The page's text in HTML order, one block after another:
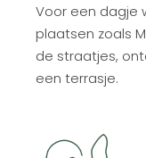
Voor een dagje
plaatsen zoals
de straatjes,
een terrasje.